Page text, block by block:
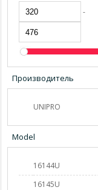
-
Производитель
UNIPRO
Model
16144U
16145U